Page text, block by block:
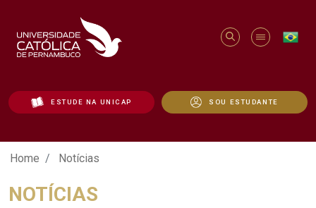
ESTUDE NA UNICAP SOU ESTUDANTE
Notícias - Unicap
Home Notícias
NOTÍCIAS